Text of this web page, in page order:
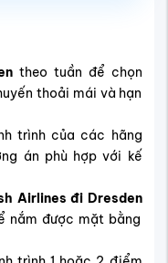
theo tuần để chọn
thoải mái và hạn
trình của các hãng
án phù hợp với kế
Airlines đi Dresden
nắm được mặt bằng